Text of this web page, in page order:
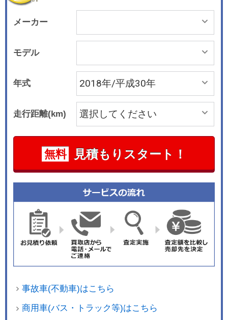
ディカラーにはブラウンファブリック シート、そ
れ以外のボディカラーにはグレー ファブリックシ
ートが組み合わされる。
メーカー
モデル
年式
走行距離(km)
無料 見積もりスタート！
事故車(不動車)はこちら
商用車(バス・トラック等)はこちら